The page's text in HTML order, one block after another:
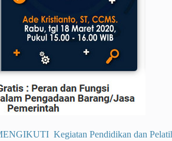
Kegiatan Pendidikan dan